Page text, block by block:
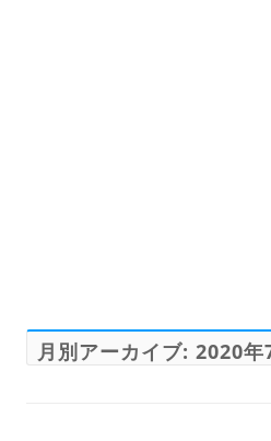
月別アーカイブ: 2020年